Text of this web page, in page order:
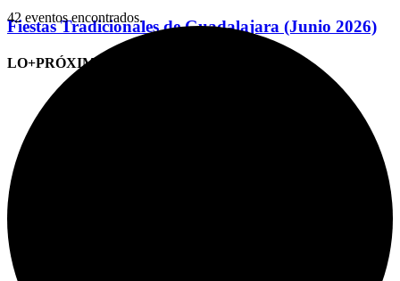
Fiestas Tradicionales de Guadalajara (Junio 2026)
LO+PRÓXIMO (CITAS)
42 eventos encontrados.